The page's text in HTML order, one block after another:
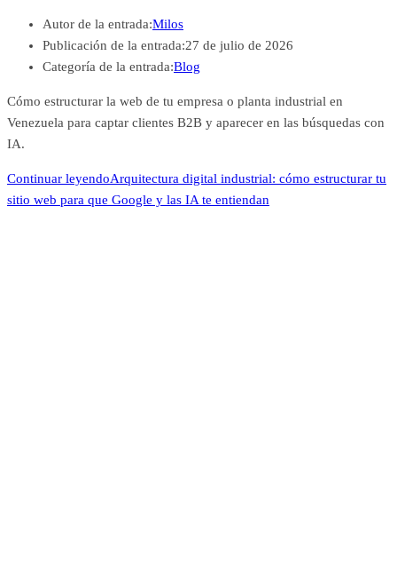
Autor de la entrada:Milos
Publicación de la entrada:27 de julio de 2026
Categoría de la entrada:Blog
Cómo estructurar la web de tu empresa o planta industrial en
Venezuela para captar clientes B2B y aparecer en las búsquedas con
IA.
Continuar leyendoArquitectura digital industrial: cómo estructurar tu
sitio web para que Google y las IA te entiendan